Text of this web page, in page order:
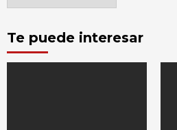
Te puede interesar